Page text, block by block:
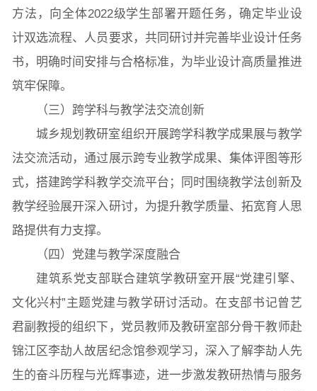
方法，向全体2022级学生部署开题任务，确定毕业设
计双选流程、人员要求，共同研讨并完善毕业设计任务
书，明确时间安排与合格标准，为毕业设计高质量推进
筑牢保障。
（三）跨学科与教学法交流创新
城乡规划教研室组织开展跨学科教学成果展与教学
法交流活动，通过展示跨专业教学成果、集体评图等形
式，搭建跨学科教学交流平台；同时围绕教学法创新及
教学经验展开深入研讨，为提升教学质量、拓宽育人思
路提供有力支撑。
（四）党建与教学深度融合
建筑系党支部联合建筑学教研室开展“党建引擎、
文化兴村”主题党建与教学研讨活动。在支部书记曾艺
君副教授的组织下，党员教师及教研室部分骨干教师赴
锦江区李劼人故居纪念馆参观学习，深入了解李劼人先
生的奋斗历程与光辉事迹，进一步激发教研热情与服务